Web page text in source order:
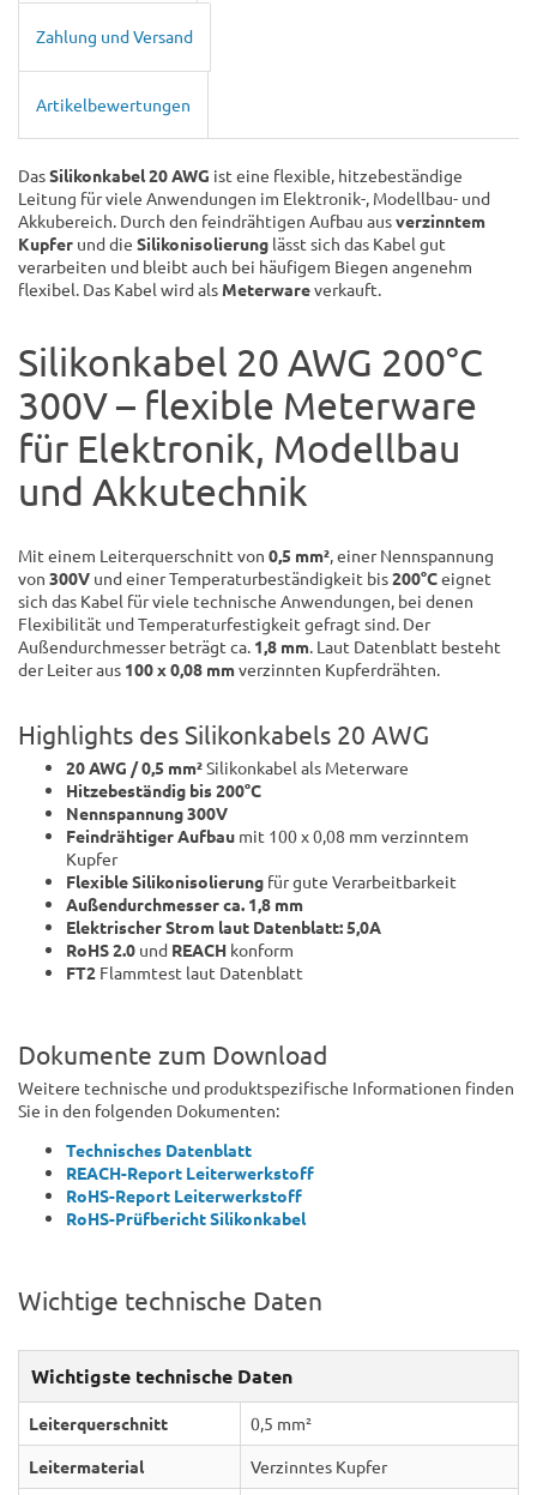
Zahlung und Versand
Artikelbewertungen
DasSilikonkabel 20 AWG ist eine flexible, hitzebeständige
Leitung für viele Anwendungen im Elektronik-, Modellbau- und
Akkubereich. Durch den feindrähtigen Aufbau ausverzinntem
Kupfer und die Silikonisolierung lässt sich das Kabel gut
verarbeiten und bleibt auch bei häufigem Biegen angenehm
flexibel. Das Kabel wird als Meterwareverkauft.
Silikonkabel 20 AWG 200°C
300V – flexible Meterware
für Elektronik, Modellbau
und Akkutechnik
Mit einem Leiterquerschnitt von 0,5 mm², einer Nennspannung
von 300V und einer Temperaturbeständigkeit bis200°Ceignet
sich das Kabel für viele technische Anwendungen, bei denen
Flexibilität und Temperaturfestigkeit gefragt sind. Der
Außendurchmesser beträgt ca. 1,8 mm. Laut Datenblatt besteht
der Leiter aus 100 x 0,08 mmverzinnten Kupferdrähten.
Highlights des Silikonkabels 20 AWG
20 AWG / 0,5 mm²Silikonkabel als Meterware
Hitzebeständig bis 200°C
Nennspannung 300V
Feindrähtiger Aufbau mit 100 x 0,08 mm verzinntem
Kupfer
Flexible Silikonisolierung für gute Verarbeitbarkeit
Außendurchmesser ca. 1,8 mm
Elektrischer Strom laut Datenblatt: 5,0A
RoHS 2.0 und REACH konform
FT2 Flammtest laut Datenblatt
Dokumente zum Download
Weitere technische und produktspezifische Informationen finden
Sie in den folgenden Dokumenten:
Technisches Datenblatt
REACH-Report Leiterwerkstoff
RoHS-Report Leiterwerkstoff
RoHS-Prüfbericht Silikonkabel
Wichtige technische Daten
Wichtigste technische Daten
Leiterquerschnitt
0,5 mm²
Leitermaterial
Verzinntes Kupfer